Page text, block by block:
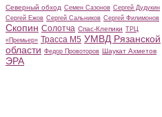
Северный обход Семен Сазонов Сергей Дудукин
Сергей Ежов Сергей Сальников Сергей Филимонов
Скопин Солотча Спас-Клепики ТРЦ
«Премьер» Трасса М5 УМВД Рязанской
области Федор Провоторов Шаукат Ахметов
ЭРА